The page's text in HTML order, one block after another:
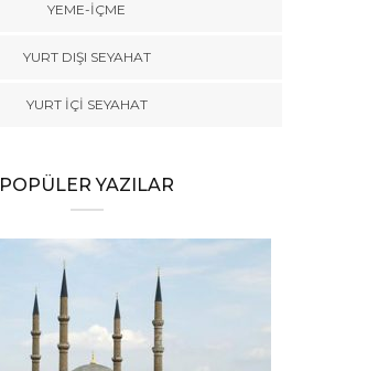
YEME-İÇME
YURT DIŞI SEYAHAT
YURT İÇİ SEYAHAT
POPÜLER YAZILAR